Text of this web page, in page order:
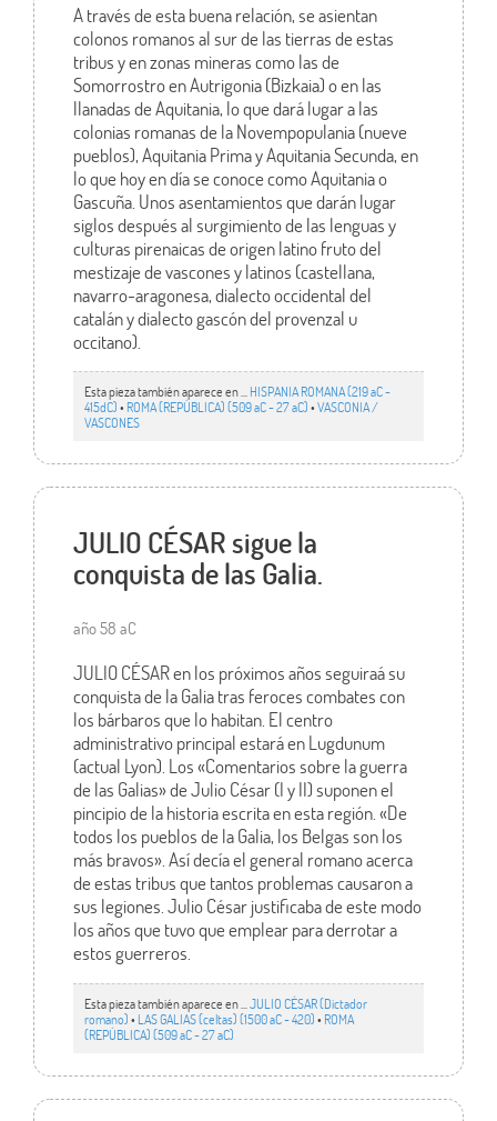
A través de esta buena relación, se asientan
colonos romanos al sur de las tierras de estas
tribus y en zonas mineras como las de
Somorrostro en Autrigonia (Bizkaia) o en las
llanadas de Aquitania, lo que dará lugar a las
colonias romanas de la Novempopulania (nueve
pueblos), Aquitania Prima y Aquitania Secunda, en
lo que hoy en día se conoce como Aquitania o
Gascuña. Unos asentamientos que darán lugar
siglos después al surgimiento de las lenguas y
culturas pirenaicas de origen latino fruto del
mestizaje de vascones y latinos (castellana,
navarro-aragonesa, dialecto occidental del
catalán y dialecto gascón del provenzal u
occitano).
Esta pieza también aparece en ... HISPANIA ROMANA (219 aC -
415dC)• ROMA (REPÚBLICA) (509 aC - 27 aC)•VASCONIA /
VASCONES
JULIO CÉSAR sigue la
conquista de las Galia.
año 58 aC
JULIO CÉSAR en los próximos años seguiraá su
conquista de la Galia tras feroces combates con
los bárbaros que lo habitan. El centro
administrativo principal estará en Lugdunum
(actual Lyon). Los «Comentarios sobre la guerra
de las Galias» de Julio César (I y II) suponen el
pincipio de la historia escrita en esta región. «De
todos los pueblos de la Galia, los Belgas son los
más bravos». Así decía el general romano acerca
de estas tribus que tantos problemas causaron a
sus legiones. Julio César justificaba de este modo
los años que tuvo que emplear para derrotar a
estos guerreros.
Esta pieza también aparece en ... JULIO CÉSAR (Dictador
romano)• LAS GALIAS (celtas) (1500 aC - 420)• ROMA
(REPÚBLICA) (509 aC - 27 aC)